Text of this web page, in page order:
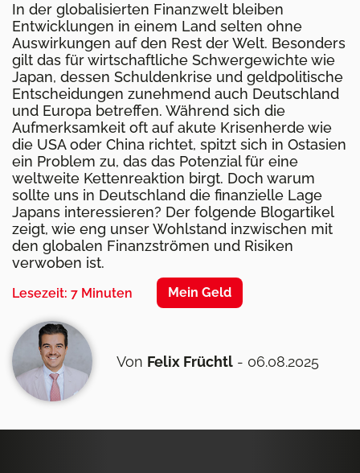
In der globalisierten Finanzwelt bleiben
Entwicklungen in einem Land selten ohne
Auswirkungen auf den Rest der Welt. Besonders
gilt das für wirtschaftliche Schwergewichte wie
Japan, dessen Schuldenkrise und geldpolitische
Entscheidungen zunehmend auch Deutschland
und Europa betreffen. Während sich die
Aufmerksamkeit oft auf akute Krisenherde wie
die USA oder China richtet, spitzt sich in Ostasien
ein Problem zu, das das Potenzial für eine
weltweite Kettenreaktion birgt. Doch warum
sollte uns in Deutschland die finanzielle Lage
Japans interessieren? Der folgende Blogartikel
zeigt, wie eng unser Wohlstand inzwischen mit
den globalen Finanzströmen und Risiken
verwoben ist.
Lesezeit: 7 Minuten Mein Geld
Von Felix Früchtl - 06.08.2025